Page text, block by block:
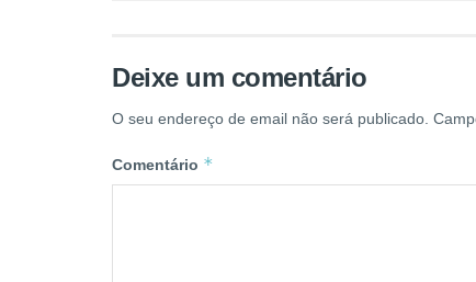
Deixe um comentário
O seu endereço de email não será publicado.
Comentário *